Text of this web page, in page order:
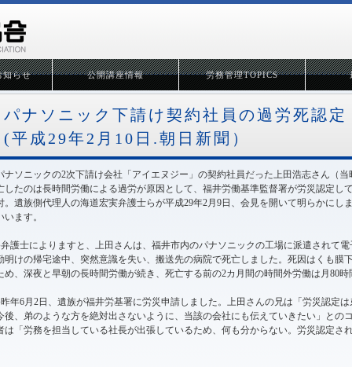
知らせ 公開講座情報 労務管理TOPICS
パナソニック下請け契約社員の過労死認
(平成29年2月10日.朝日新聞）
ナソニックの2次下請け会社「アイエヌジー」の契約社員だった上田浩志さん（
したのは長時間労働による過労が原因として、福井労働基準監督署が労災認定し
。遺族側代理人の海道宏実弁護士らが平成29年2月9日、会見を開いて明らかにし
います。
護士によりますと、上田さんは、福井市内のパナソニックの工場に派遣されて
明けの帰宅途中、突然意識を失い、搬送先の病院で死亡しました。死因はくも膜
め、深夜と早朝の長時間労働が続き、死亡する前の2カ月間の時間外労働は月80時
年6月2日、遺族が福井労基署に労災申請しました。上田さんの兄は「労災認定
後、弟のような方を絶対出さないように、当該の会社にも伝えていきたい」との
は「労務を担当している社長が出張しているため、何も分からない。労災認定さ